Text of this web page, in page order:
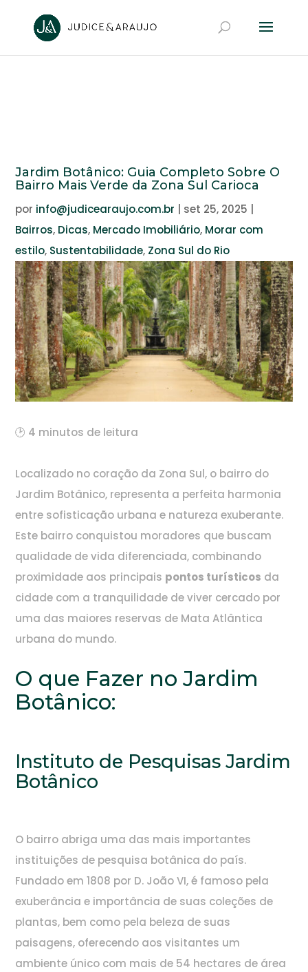
Jardim Botânico: Guia Completo Sobre O
Bairro Mais Verde da Zona Sul Carioca
por info@judicearaujo.com.br set 25, 2025
Bairros, Dicas, Mercado Imobiliário, Morar com
estilo, Sustentabilidade, Zona Sul do Rio
🕑 4 minutos de leitura
Localizado no coração da Zona Sul, o bairro do
Jardim Botânico, representa a perfeita harmonia
entre sofisticação urbana e natureza exuberante.
Este bairro conquistou moradores que buscam
qualidade de vida diferenciada, combinando
proximidade aos principais pontos turísticos da
cidade com a tranquilidade de viver cercado por
uma das maiores reservas de Mata Atlântica
urbana do mundo.
O que Fazer no Jardim
Botânico:
Instituto de Pesquisas Jardim
Botânico
O bairro abriga uma das mais importantes
instituições de pesquisa botânica do país.
Fundado em 1808 por D. João VI, é famoso pela
exuberância e importância de suas coleções de
plantas, bem como pela beleza de suas
paisagens, oferecendo aos visitantes um
ambiente único com mais de 54 hectares de área